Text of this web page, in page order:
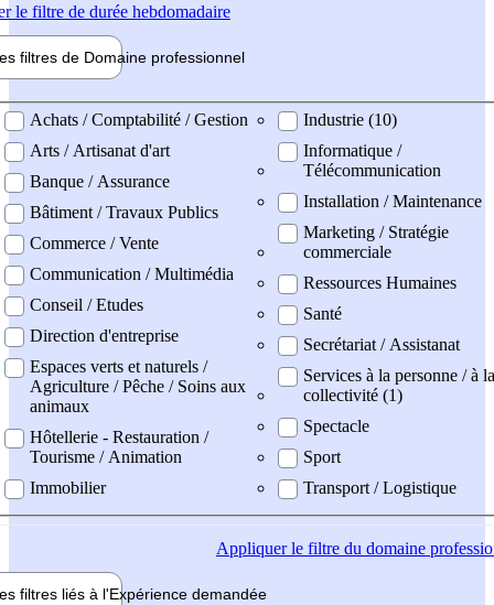
le filtre de durée hebdomadaire
filtres de Domaine professionnel
professionel
Achats / Comptabilité / Gestion
Arts / Artisanat d'art
Banque / Assurance
Bâtiment / Travaux Publics
Commerce / Vente
Communication / Multimédia
Conseil / Etudes
Direction d'entreprise
Espaces verts et naturels /
Agriculture / Pêche / Soins aux
animaux
Hôtellerie - Restauration /
Tourisme / Animation
Immobilier
Industrie (10)
Informatique /
Télécommunication
Installation / Maintenance
Marketing / Stratégie
commerciale
Ressources Humaines
Santé
Secrétariat / Assistanat
Services à la personne / à la
collectivité (1)
Spectacle
Sport
Transport / Logistique
Appliquerle filtre du domaine
filtres liés à l'Expérience demandée